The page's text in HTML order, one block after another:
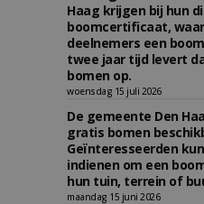
Haag krijgen bij hun
boomcertificaat,
deelnemers een
twee jaar tijd levert
bomen op.
woensdag 15 juli 2026
De gemeente Den
gratis bomen
Geïnteresseerden
indienen om een
hun tuin, terrein of
maandag 15 juni 2026